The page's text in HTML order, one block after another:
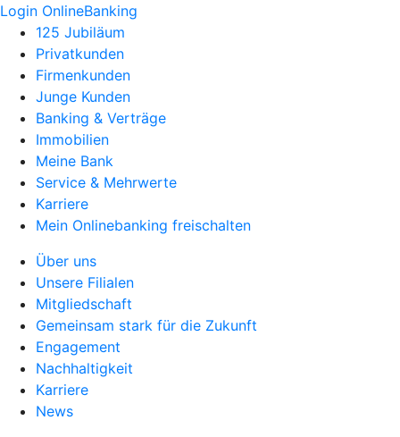
Login OnlineBanking
125 Jubiläum
Privatkunden
Firmenkunden
Junge Kunden
Banking & Verträge
Immobilien
Meine Bank
Service & Mehrwerte
Karriere
Mein Onlinebanking freischalten
Über uns
Unsere Filialen
Mitgliedschaft
Gemeinsam stark für die Zukunft
Engagement
Nachhaltigkeit
Karriere
News